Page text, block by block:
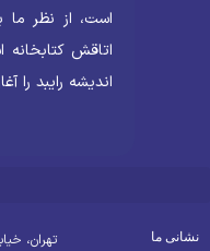
است، از نظر ما
اندیشه رایبد را
ما
تهران،